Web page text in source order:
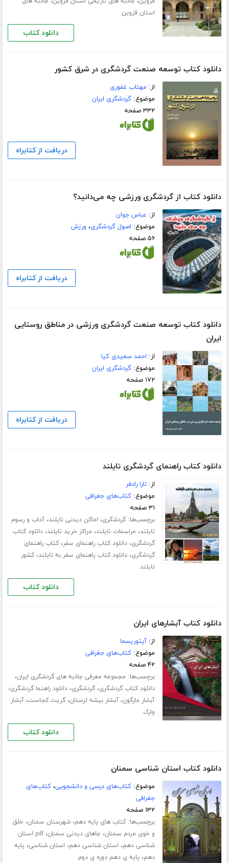
استان قزوین
دانلود کتاب
دانلود کتاب توسعه صنعت گردشگری در شرق کشور
از: مهتاب غفوری
موضوع:گردشگری ایران
۳۳۲ صفحه
دریافت از کتابراه
دانلود کتاب از گردشگری ورزشی چه می‌دانید؟
از: عباس جوان
موضوع: اصول گردشگری، ورزش
۵۶ صفحه
دریافت از کتابراه
دانلود کتاب توسعه صنعت گردشگری ورزشی در مناطق روستایی
ایران
از: احمد سعیدی کیا
موضوع:گردشگری ایران
۱۷۲ صفحه
دریافت از کتابراه
دانلود کتاب راهنمای گردشگری تایلند
از:تارا رادفر
موضوع:کتاب‌های جغرافی
۳۱ صفحه
برچسب‌ها:گردشگری، اماکن دیدنی تایلند،آداب و رسوم
تایلند، مراسمات تایلند، مراکز خرید تایلند،دانلود کتاب
گردشگری،دانلود کتاب راهنمای سفر،کتاب راهنمای
گردشگری،دانلود کتاب راهنمای سفر به تایلند،کشور
تایلند
دانلود کتاب
دانلود کتاب آبشارهای ایران
از:آیتوریسما
موضوع:کتاب‌های جغرافی
۴۲ صفحه
برچسب‌ها: مجموعه معرفی جاذبه های گردشگری ایران،
دانلود کتاب گردشگری،گردشگری،دانلود راهنما گردشگری،
آبشار مارگون،آبشار بیشه لرستان،گریت کجاست،آبشار
وارک
دانلود کتاب
دانلود کتاب استان شناسی سمنان
موضوع:کتاب‌های درسی و دانشجویی،کتاب‌های
جغرافی
۱۳۲ صفحه
برچسب‌ها:کتاب های پایه دهم،شهرستان سمنان، خلق
و خوی مردم سمنان، جاهای دیدنی سمنان،
pdf استان
شناسی دهم، استان شناسی دهم، استان شناسی، پایه
دهم، پایه ی دهم دوره ی دوم